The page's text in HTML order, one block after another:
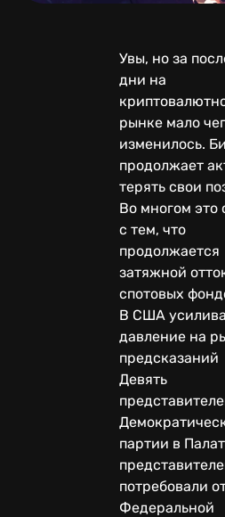
Увы, но за
дни на
рынке мало
изменилось.
продолжает
терять свои
Во многом это
с тем, что
продолжается
затяжной
спотовых
В США
давление на
предсказаний
Девять
партии в
потребовали
Федеральной